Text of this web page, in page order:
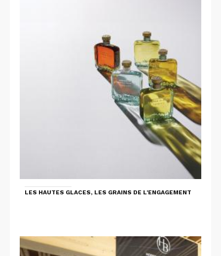
LES HAUTES GLACES, LES GRAINS DE L'ENGAGEMENT